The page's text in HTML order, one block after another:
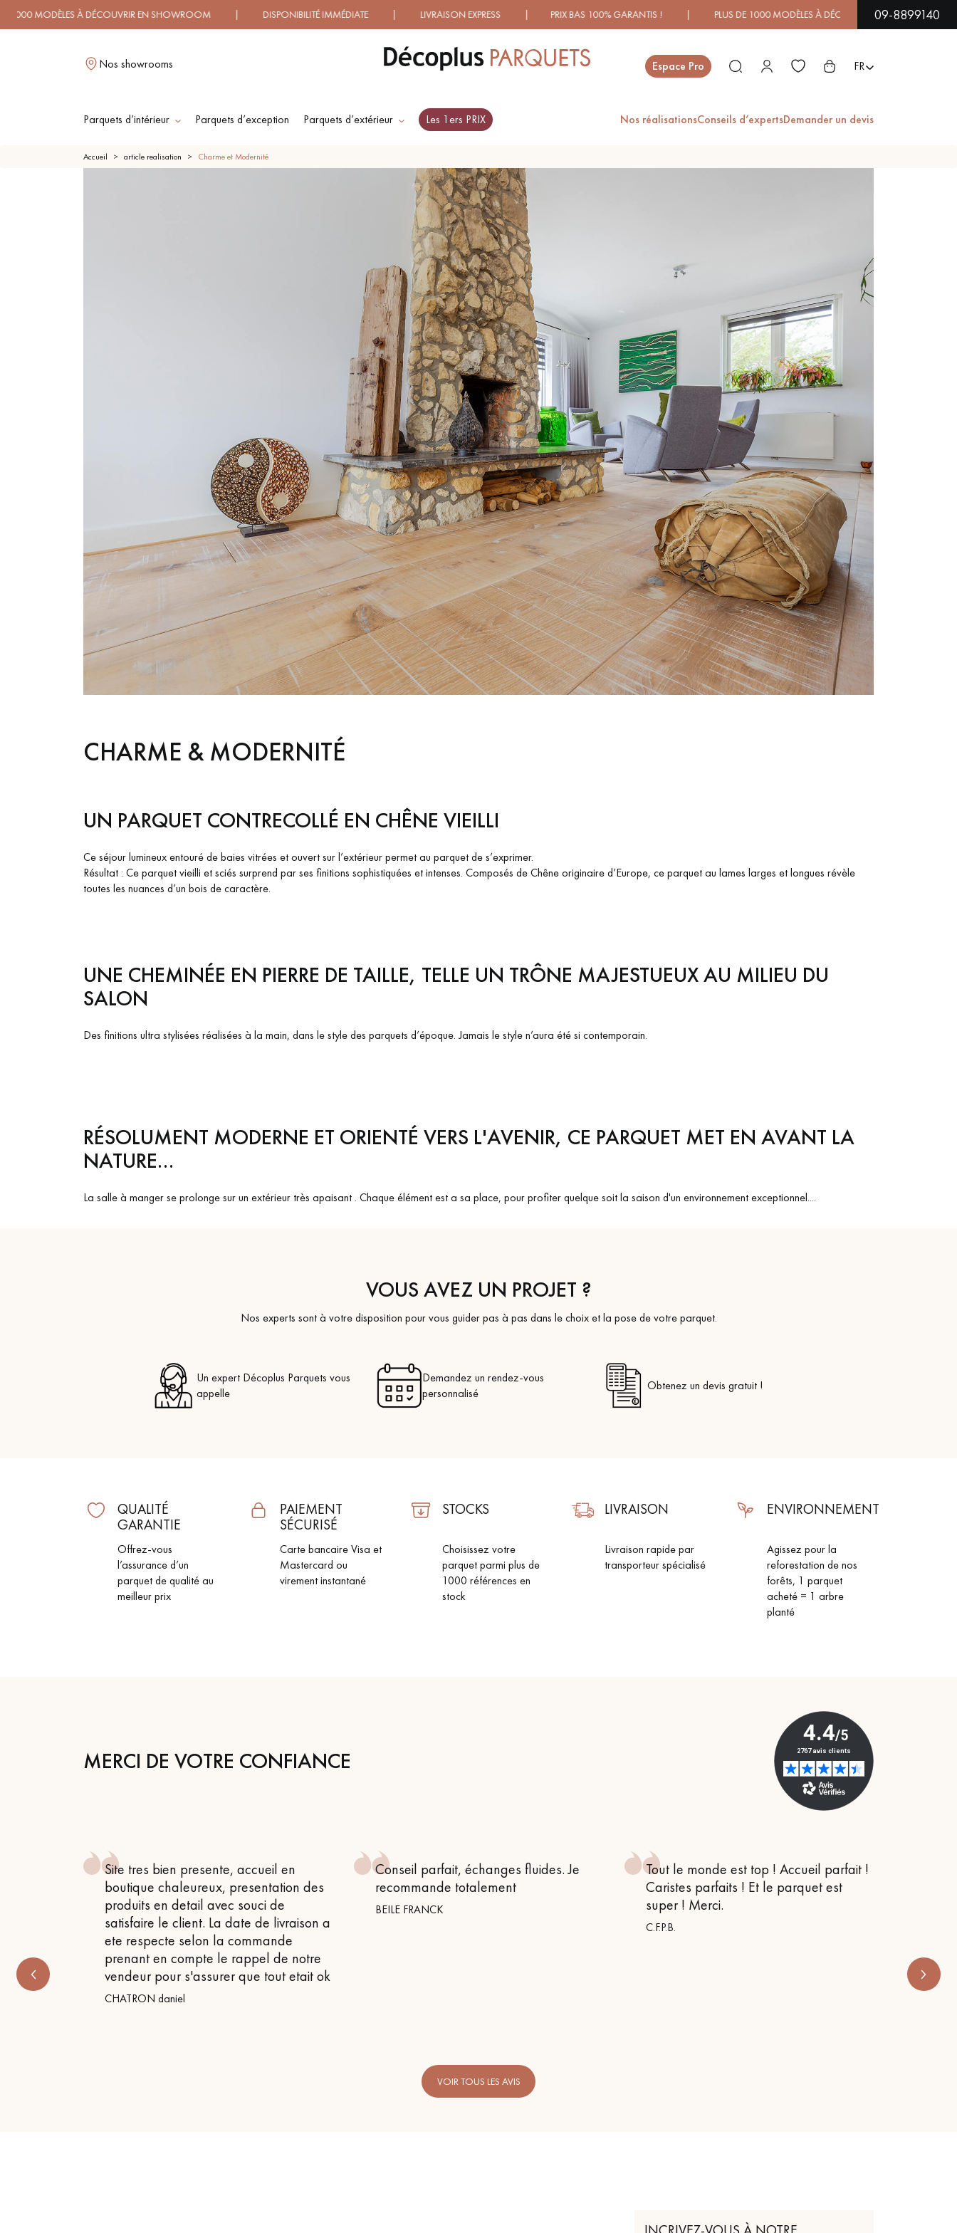
À DÉCOUVRIR EN SHOWROOM | DISPONIBILITÉ IMMÉDIATE | LIVRAISON EXPRESS | PRIX BAS 100% GARANTIS ! | PLUS DE 1000 MODÈLES À DÉCOUVRIR EN SHOWROOM |
09-8899140
Nos showrooms Espace Pro FR
Parquets d’intérieur Parquets d’exception Parquets d’extérieur Les 1ers PRIX Nos réalisationsConseils d’expertsDemander un devis
SOL PLAQUÉ BOIS
VERITABLES
PARQUETS À MOTIFS
TRADITIONNELS
PARQUET VIEILLI
PARQUET EN CHÊNE
PARQUET LAMES
Nos conseillers sont disponibles au
09-8899140
VOUS AVEZ UN PROJET ?
Nos experts sont à votre disposition pour vous guider pas à pas dans le choix et la pose de votre parquet.
Un expert Décoplus Parquets vous
appelle
Demandez un rendez-vous
personnalisé
Obtenez un devis gratuit !
Accueil article realisation Charme et Modernité
CHARME & MODERNITÉ
UN PARQUET CONTRECOLLÉ EN CHÊNE VIEILLI
Ce séjour lumineux entouré de baies vitrées et ouvert sur l’extérieur permet au parquet de s’exprimer.
Résultat : Ce parquet vieilli et sciés surprend par ses finitions sophistiquées et intenses. Composés de Chêne originaire d’Europe, ce parquet au lames larges et longues révèle
toutes les nuances d’un bois de caractère.
UNE CHEMINÉE EN PIERRE DE TAILLE, TELLE UN TRÔNE MAJESTUEUX AU MILIEU DU
SALON
Des finitions ultra stylisées réalisées à la main, dans le style des parquets d’époque. Jamais le style n’aura été si contemporain.
RÉSOLUMENT MODERNE ET ORIENTÉ VERS L'AVENIR, CE PARQUET MET EN AVANT LA
NATURE…
La salle à manger se prolonge sur un extérieur très apaisant . Chaque élément est a sa place, pour profiter quelque soit la saison d'un environnement exceptionnel....
VOUS AVEZ UN PROJET ?
Nos experts sont à votre disposition pour vous guider pas à pas dans le choix et la pose de votre parquet.
Un expert Décoplus Parquets vous
appelle
Demandez un rendez-vous
personnalisé
Obtenez un devis gratuit !
QUALITÉ
GARANTIE
Offrez-vous
l’assurance d’un
parquet de qualité au
meilleur prix
PAIEMENT
SÉCURISÉ
Carte bancaire Visa et
Mastercard ou
virement instantané
STOCKS
Choisissez votre
parquet parmi plus de
1000 références en
stock
LIVRAISON
Livraison rapide par
transporteur spécialisé
ENVIRONNEMENT
Agissez pour la
reforestation de nos
forêts, 1 parquet
acheté = 1 arbre
planté
MERCI DE VOTRE CONFIANCE
Site tres bien presente, accueil en
boutique chaleureux, presentation des
produits en detail avec souci de
satisfaire le client. La date de livraison a
ete respecte selon la commande
prenant en compte le rappel de notre
vendeur pour s'assurer que tout etait ok
CHATRON daniel
Conseil parfait, échanges fluides. Je
recommande totalement
BEILE FRANCK
Tout le monde est top ! Accueil parfait !
Caristes parfaits ! Et le parquet est
super ! Merci.
C.F.P.B.
VOIR TOUS LES AVIS